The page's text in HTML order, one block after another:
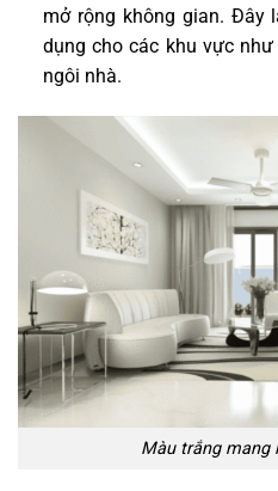
mở rộng không gian. Đây
dụng cho các khu vực
ngôi nhà.
Màu trắng mang